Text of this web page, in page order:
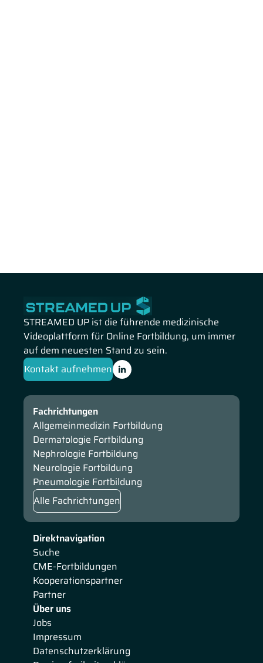
STREAMED UP ist die führende medizinische
Videoplattform für Online Fortbildung, um immer
auf dem neuesten Stand zu sein.
Kontakt aufnehmen
Direktnavigation
Suche
CME-Fortbildungen
Kooperationspartner
Partner
Über uns
Jobs
Impressum
Datenschutzerklärung
Fachrichtungen
Allgemeinmedizin Fortbildung
Dermatologie Fortbildung
Nephrologie Fortbildung
Neurologie Fortbildung
Pneumologie Fortbildung
Alle Fachrichtungen